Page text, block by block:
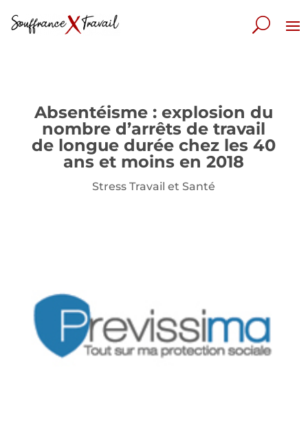
Absentéisme : explosion du
nombre d’arrêts de travail
de longue durée chez les 40
ans et moins en 2018
Stress Travail et Santé